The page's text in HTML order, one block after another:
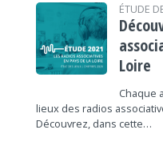
ÉTUDE
Loire
Chaque
lieux des radios
Découvrez, dans cette…